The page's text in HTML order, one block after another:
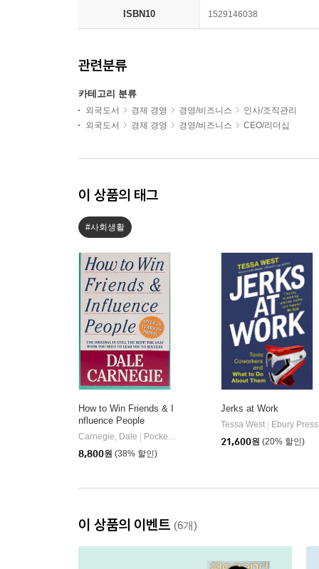
ISBN10 1529146038
관련분류
카테고리 분류
외국도서 경제 경영 경영/비즈니스
인사/조직관리
외국도서
경제 경영 경영/비즈니스 CEO/리더십
이 상품의 태그
#사회생활
How to Win Friends & I
nfluence People
Carnegie, Dale
Pocket Books
8,800원 (38% 할인)
Jerks at Work
Tessa West
Ebury Press
21,600원 (20% 할인)
이 상품의 이벤트 (6개)